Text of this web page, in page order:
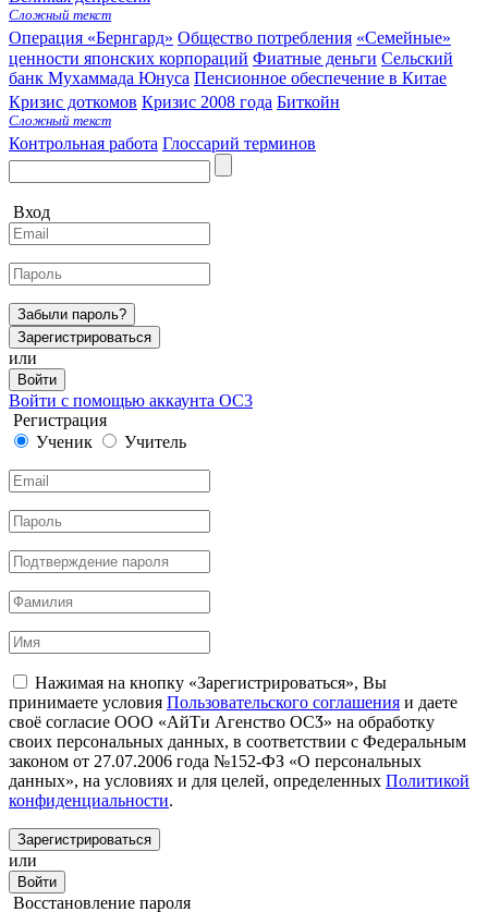
Сложный текст
Операция «Бернгард» Общество потребления «Семейные»
ценности японских корпораций Фиатные деньги Сельский
банк Мухаммада Юнуса Пенсионное обеспечение в Китае
Кризис доткомов Кризис 2008 года Биткойн
Сложный текст
Контрольная работа Глоссарий терминов
Вход
Забыли пароль?
Зарегистрироваться
или
Войти
Войти с помощью аккаунта ОС3
Регистрация
Ученик
Учитель
Нажимая на кнопку «Зарегистрироваться», Вы
принимаете условия Пользовательского соглашения и даете
своё согласие ООО «АйТи Агенство ОСӠ» на обработку
своих персональных данных, в соответствии с Федеральным
законом от 27.07.2006 года №152-ФЗ «О персональных
данных», на условиях и для целей, определенных Политикой
конфиденциальности.
Зарегистрироваться
или
Войти
Восстановление пароля